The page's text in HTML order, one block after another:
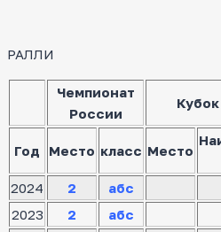
РАЛЛИ
Чемпионат
России
Год Место класс Место
2024
2
абс
2023
2
абс